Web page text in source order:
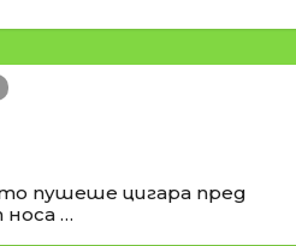
пушеше цигара пред
…